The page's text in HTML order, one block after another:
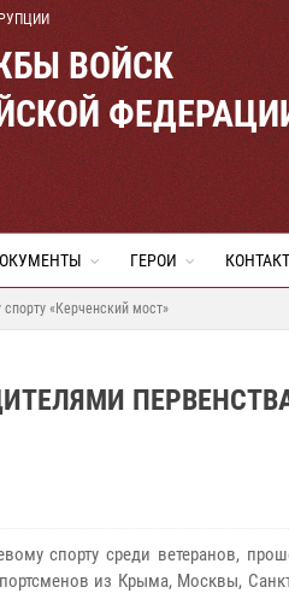
ВОЙСК
ГЕРОИ
«Керченский мост»
спорту среди ветеранов,
из Крыма, Москвы,